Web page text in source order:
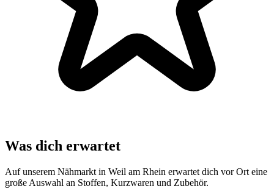
Was dich erwartet
Auf unserem Nähmarkt in Weil am Rhein erwartet dich vor Ort eine
große Auswahl an Stoffen, Kurzwaren und Zubehör.